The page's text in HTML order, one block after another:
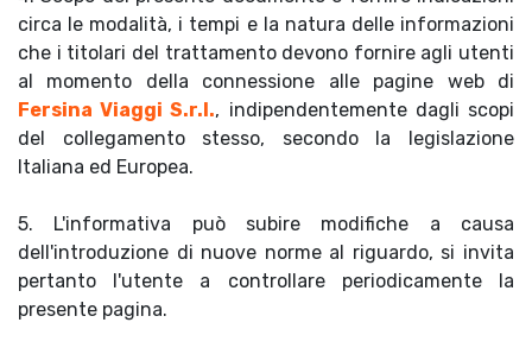
circa le modalità, i tempi e la natura delle informazioni
che i titolari del trattamento devono fornire agli utenti
al momento della connessione alle pagine web di
Fersina Viaggi S.r.l., indipendentemente dagli scopi
del collegamento stesso, secondo la legislazione
Italiana ed Europea.
5. L'informativa può subire modifiche a causa
dell'introduzione di nuove norme al riguardo, si invita
pertanto l'utente a controllare periodicamente la
presente pagina.